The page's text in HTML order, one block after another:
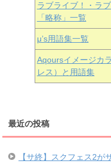
ラブライブ！・ラ
「略称」一覧
μ’s用語集一覧
Aqoursイメージカ
レス）と用語集
最近の投稿
【サ終】スクフェス2